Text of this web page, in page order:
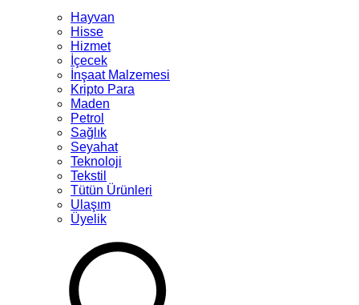
Hayvan
Hisse
Hizmet
İçecek
İnşaat Malzemesi
Kripto Para
Maden
Petrol
Sağlık
Seyahat
Teknoloji
Tekstil
Tütün Ürünleri
Ulaşım
Üyelik